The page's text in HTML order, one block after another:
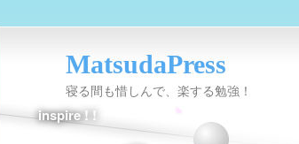
MatsudaPress
寝る間も惜しんで、楽する勉強！
inspire ! !